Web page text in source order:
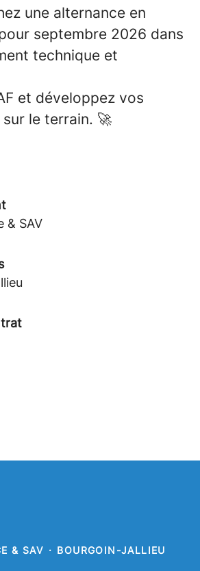
une alternance en
septembre 2026 dans
technique et
et développez vos
le terrain. 🚀
& SAV
& SAV · BOURGOIN-JALLIEU